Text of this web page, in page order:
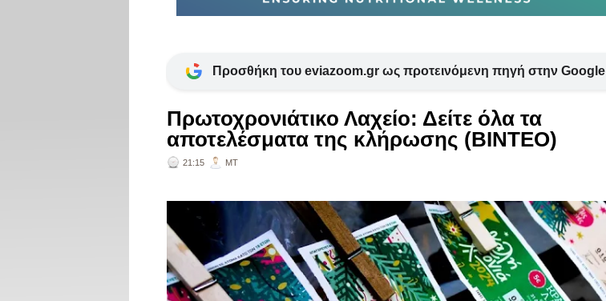
Προσθήκη του eviazoom.gr ως προτεινόμενη πηγή στην Google
Πρωτοχρονιάτικο Λαχείο: Δείτε όλα τα
αποτελέσματα της κλήρωσης (ΒΙΝΤΕΟ)
21:15 ΜΤ